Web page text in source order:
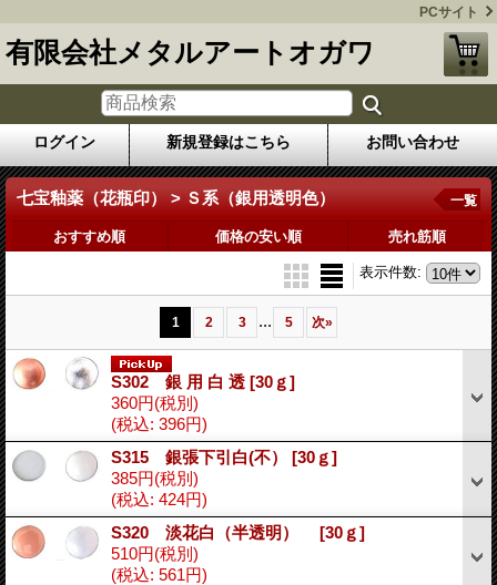
PCサイト
有限会社メタルアートオガワ
ログイン 新規登録はこちら お問い合わせ
七宝釉薬（花瓶印） > Ｓ系（銀用透明色） 一覧
おすすめ順 価格の安い順 売れ筋順
表示件数:
1 2 3 ... 5 次»
S302 銀 用 白 透 [30ｇ]
360円(税別)
(税込: 396円)
S315 銀張下引白(不） [30ｇ]
385円(税別)
(税込: 424円)
S320 淡花白（半透明） [30ｇ]
510円(税別)
(税込: 561円)